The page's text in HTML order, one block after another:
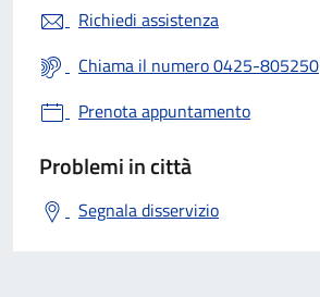
Richiedi assistenza
Chiama il numero 0425-805250
Prenota appuntamento
Problemi in città
Segnala disservizio